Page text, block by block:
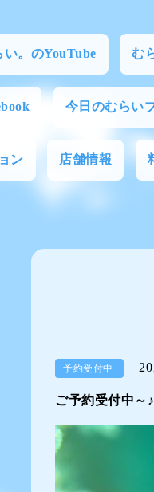
い。のYouTube む
今日のむらい
ン 店舗情報
予約受付中
ご予約受付中～♪